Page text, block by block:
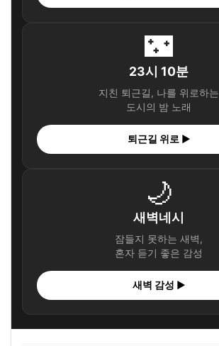
🌃
23시 10분
지친 퇴근길, 나를 위로하는
도시의 밤 노래
퇴근길 위로 ▶
🌙
새벽네시
잠들지 못하는 새벽,
혼자 듣기 좋은 감성
새벽 감성 ▶